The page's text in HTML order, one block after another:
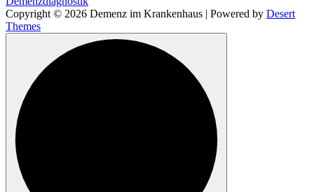
Copyright © 2026 Demenz im Krankenhaus | Powered by Desert
Themes